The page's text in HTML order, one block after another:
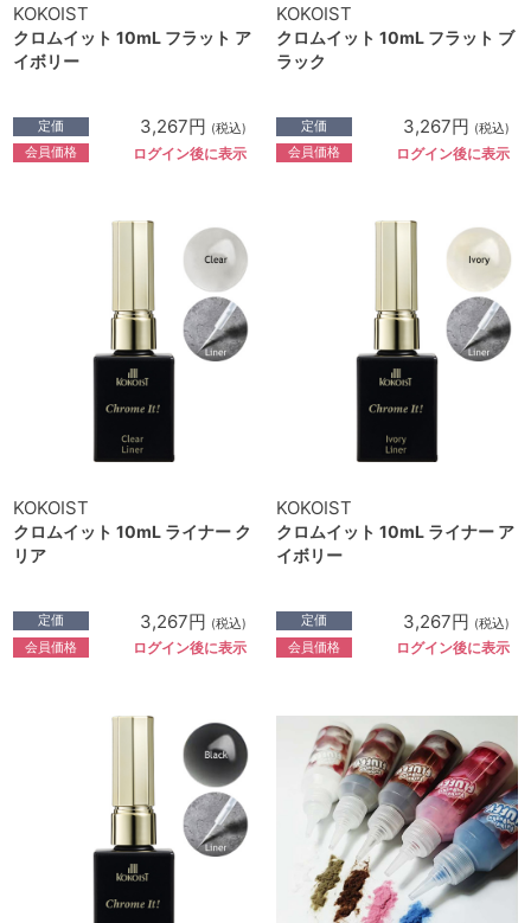
KOKOIST
クロムイット 10mL フラット ア
イボリー
定価 3,267円 (税込)
会員価格 ログイン後に表示
KOKOIST
クロムイット 10mL フラット ブ
ラック
定価 3,267円 (税込)
会員価格 ログイン後に表示
KOKOIST
クロムイット 10mL ライナー ク
リア
定価 3,267円 (税込)
会員価格 ログイン後に表示
KOKOIST
クロムイット 10mL ライナー ア
イボリー
定価 3,267円 (税込)
会員価格 ログイン後に表示